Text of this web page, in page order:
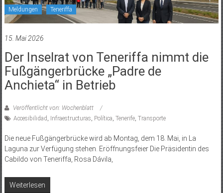
Meldungen Teneriffa
15. Mai 2026
Der Inselrat von Teneriffa nimmt die
Fußgängerbrücke „Padre de
Anchieta“ in Betrieb
Veröffentlicht von: Wochenblatt
Accesibilidad , Infraestructuras, Política, Tenerife, Transporte
Die neue Fußgängerbrücke wird ab Montag, dem 18. Mai, in La
Laguna zur Verfügung stehen. Eröffnungsfeier Die Präsidentin des
Cabildo von Teneriffa, Rosa Dávila,
Weiterlesen